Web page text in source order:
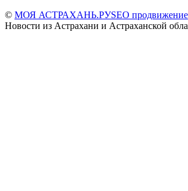
© МОЯ АСТРАХАНЬ.РУSEO продвижение
Новости из Астрахани и Астраханской